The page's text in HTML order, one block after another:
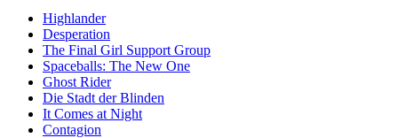
Highlander
Desperation
The Final Girl Support Group
Spaceballs: The New One
Ghost Rider
Die Stadt der Blinden
It Comes at Night
Contagion